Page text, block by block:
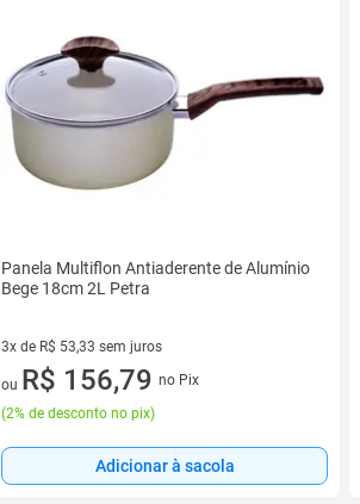
Panela Multiflon Antiaderente de Alumínio
Bege 18cm 2L Petra
3x de R$ 53,33 sem juros
3 vez de R$ 53,33 sem juros
ou R$ 156,79 no Pix
(2% de desconto no pix)
Adicionar à sacola